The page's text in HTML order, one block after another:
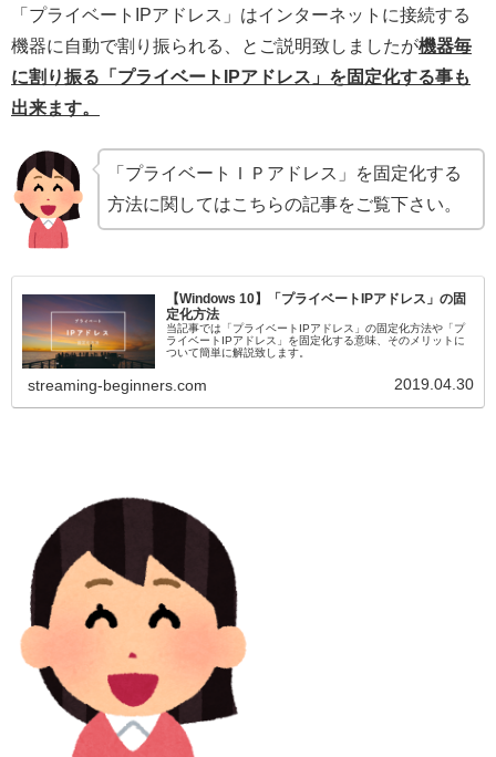
「プライベートIPアドレス」はインターネットに接続する
機器に自動で割り振られる、とご説明致しましたが機器毎
に割り振る「プライベートIPアドレス」を固定化する事も
出来ます。
「プライベートＩＰアドレス」を固定化する
方法に関してはこちらの記事をご覧下さい。
【Windows 10】「プライベートIPアドレス」の固
定化方法
当記事では「プライベートIPアドレス」の固定化方法や「プ
ライベートIPアドレス」を固定化する意味、そのメリットに
ついて簡単に解説致します。
streaming-beginners.com 2019.04.30